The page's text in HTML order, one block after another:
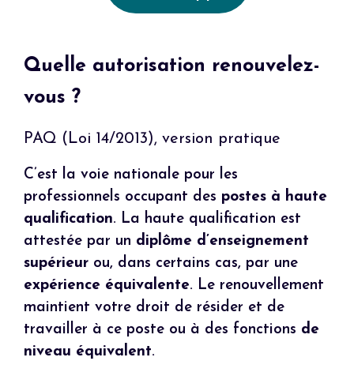
Quelle autorisation renouvelez-
vous ?
PAQ (Loi 14/2013), version pratique
C’est la voie nationale pour les
professionnels occupant des postes à haute
qualification. La haute qualification est
attestée par un diplôme d’enseignement
supérieur ou, dans certains cas, par une
expérience équivalente. Le renouvellement
maintient votre droit de résider et de
travailler à ce poste ou à des fonctions de
niveau équivalent.